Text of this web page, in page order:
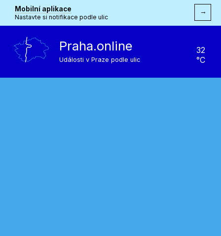
Mobilní aplikace
Nastavte si notifikace podle ulic
→
Praha.online
Události v Praze podle ulic
32
°C